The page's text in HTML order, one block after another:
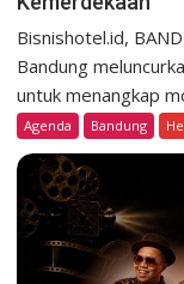
Bisnishotel.id,
Bandung
untuk menangkap
Agenda Bandung